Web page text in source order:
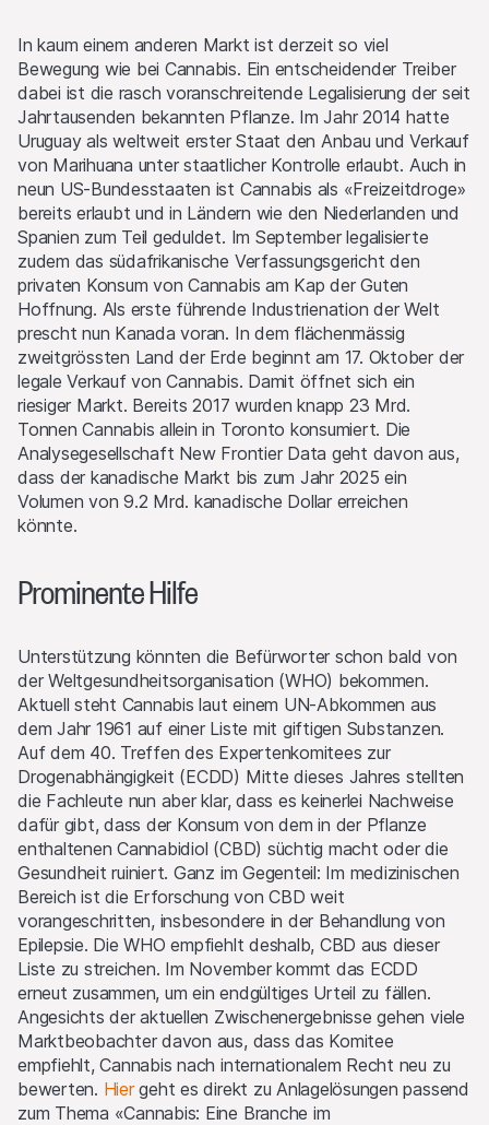
In kaum einem anderen Markt ist derzeit so viel
Bewegung wie bei Cannabis. Ein entscheidender Treiber
dabei ist die rasch voranschreitende Legalisierung der seit
Jahrtausenden bekannten Pflanze. Im Jahr 2014 hatte
Uruguay als weltweit erster Staat den Anbau und Verkauf
von Marihuana unter staatlicher Kontrolle erlaubt. Auch in
neun US-Bundesstaaten ist Cannabis als «Freizeitdroge»
bereits erlaubt und in Ländern wie den Niederlanden und
Spanien zum Teil geduldet. Im September legalisierte
zudem das südafrikanische Verfassungsgericht den
privaten Konsum von Cannabis am Kap der Guten
Hoffnung. Als erste führende Industrienation der Welt
prescht nun Kanada voran. In dem flächenmässig
zweitgrössten Land der Erde beginnt am 17. Oktober der
legale Verkauf von Cannabis. Damit öffnet sich ein
riesiger Markt. Bereits 2017 wurden knapp 23 Mrd.
Tonnen Cannabis allein in Toronto konsumiert. Die
Analysegesellschaft New Frontier Data geht davon aus,
dass der kanadische Markt bis zum Jahr 2025 ein
Volumen von 9.2 Mrd. kanadische Dollar erreichen
könnte.
Prominente Hilfe
Unterstützung könnten die Befürworter schon bald von
der Weltgesundheitsorganisation (WHO) bekommen.
Aktuell steht Cannabis laut einem UN-Abkommen aus
dem Jahr 1961 auf einer Liste mit giftigen Substanzen.
Auf dem 40. Treffen des Expertenkomitees zur
Drogenabhängigkeit (ECDD) Mitte dieses Jahres stellten
die Fachleute nun aber klar, dass es keinerlei Nachweise
dafür gibt, dass der Konsum von dem in der Pflanze
enthaltenen Cannabidiol (CBD) süchtig macht oder die
Gesundheit ruiniert. Ganz im Gegenteil: Im medizinischen
Bereich ist die Erforschung von CBD weit
vorangeschritten, insbesondere in der Behandlung von
Epilepsie. Die WHO empfiehlt deshalb, CBD aus dieser
Liste zu streichen. Im November kommt das ECDD
erneut zusammen, um ein endgültiges Urteil zu fällen.
Angesichts der aktuellen Zwischenergebnisse gehen viele
Marktbeobachter davon aus, dass das Komitee
empfiehlt, Cannabis nach internationalem Recht neu zu
bewerten. Hiergeht es direkt zu Anlagelösungen passend
zum Thema «Cannabis: Eine Branche im